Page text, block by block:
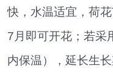
快，水温适宜，荷
7月即可开花；若采
内保温），延长生长